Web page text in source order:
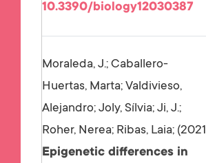
10.3390/biology12030387
Moraleda, J.; Caballero-
Huertas, Marta; Valdivieso,
Alejandro; Joly, Sílvia; Ji, J.;
Roher, Nerea; Ribas, Laia; 2021
Epigenetic differences in